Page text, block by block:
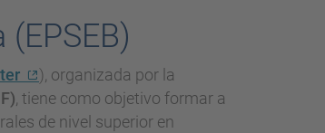
), organizada por la
, tiene como objetivo formar a
de nivel superior en